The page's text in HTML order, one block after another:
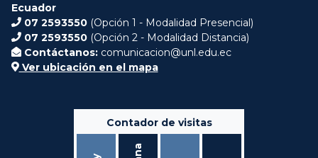
Ecuador
07 2593550 (Opción 1 - Modalidad Presencial)
07 2593550 (Opción 2 - Modalidad Distancia)
Contáctanos: comunicacion@unl.edu.ec
Ver ubicación en el mapa
Contador de visitas